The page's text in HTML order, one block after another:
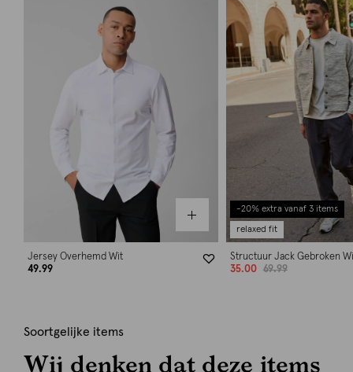
Jersey Overhemd Wit
49.99
-20% extra vanaf 3 items
relaxed fit
Structuur Jack Gebroken
35.00
69.99
Soortgelijke items
Wij denken dat deze items